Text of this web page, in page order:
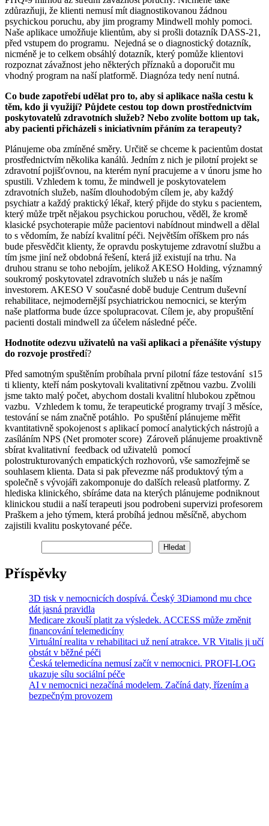
zdůrazňuji, že klienti nemusí mít diagnostikovanou žádnou
psychickou poruchu, aby jim programy Mindwell mohly pomoci.
Naše aplikace umožňuje klientům, aby si prošli dotazník DASS-21,
před vstupem do programu. Nejedná se o diagnostický dotazník,
nicméně je to celkem obsáhlý dotazník, který pomůže klientovi
rozpoznat závažnost jeho některých příznaků a doporučit mu
vhodný program na naší platformě. Diagnóza tedy není nutná.
Co bude zapotřebí udělat pro to, aby si aplikace našla cestu k
těm, kdo ji využijí? Půjdete cestou top down prostřednictvím
poskytovatelů zdravotních služeb? Nebo zvolíte bottom up tak,
aby pacienti přicházeli s iniciativním přáním za terapeuty?
Plánujeme oba zmíněné směry. Určitě se chceme k pacientům dostat
prostřednictvím několika kanálů. Jedním z nich je pilotní projekt se
zdravotní pojišťovnou, na kterém nyní pracujeme a v únoru jsme ho
spustili. Vzhledem k tomu, že mindwell je poskytovatelem
zdravotních služeb, naším dlouhodobým cílem je, aby každý
psychiatr a každý praktický lékař, který přijde do styku s pacientem,
který může trpět nějakou psychickou poruchou, věděl, že kromě
klasické psychoterapie může pacientovi nabídnout mindwell a dělal
to s vědomím, že nabízí kvalitní péči. Největším oříškem pro nás
bude přesvědčit klienty, že opravdu poskytujeme zdravotní službu a
tím jsme jiní než obdobná řešení, která již existují na trhu. Na
druhou stranu se toho nebojím, jelikož AKESO Holding, významný
soukromý poskytovatel zdravotních služeb u nás je naším
investorem. AKESO V současné době buduje Centrum duševní
rehabilitace, nejmodernější psychiatrickou nemocnici, se kterým
naše platforma bude úzce spolupracovat. Cílem je, aby propuštění
pacienti dostali mindwell za účelem následné péče.
Hodnotíte odezvu uživatelů na vaši aplikaci a přenášíte výstupy
do rozvoje prostředí?
Před samotným spuštěním probíhala první pilotní fáze testování s15
ti klienty, kteří nám poskytovali kvalitativní zpětnou vazbu. Zvolili
jsme takto malý počet, abychom dostali kvalitní hlubokou zpětnou
vazbu. Vzhledem k tomu, že terapeutické programy trvají 3 měsíce,
testování se nám značně potáhlo. Po spuštění plánujeme měřit
kvantitativně spokojenost s aplikací pomocí analytických nástrojů a
zasíláním NPS (Net promoter score) Zároveň plánujeme proaktivně
sbírat kvalitativní feedback od uživatelů pomocí
polostrukturovaných empatických rozhovorů, vše samozřejmě se
souhlasem klienta. Data si pak převezme náš produktový tým a
společně s vývojáři zakomponuje do dalších releasů platformy. Z
hlediska klinického, sbíráme data na kterých plánujeme podniknout
klinickou studii a naší terapeuti jsou podrobeni supervizi profesorem
Praškem a jeho týmem, která probíhá jednou měsíčně, abychom
zajistili kvalitu poskytované péče.
Hledat
Příspěvky
3D tisk v nemocnicích dospívá. Český 3Diamond mu chce
dát jasná pravidla
Medicare zkouší platit za výsledek. ACCESS může změnit
financování telemedicíny
Virtuální realita v rehabilitaci už není atrakce. VR Vitalis ji učí
obstát v běžné péči
Česká telemedicína nemusí začít v nemocnici. PROFI-LOG
ukazuje sílu sociální péče
AI v nemocnici nezačíná modelem. Začíná daty, řízením a
bezpečným provozem